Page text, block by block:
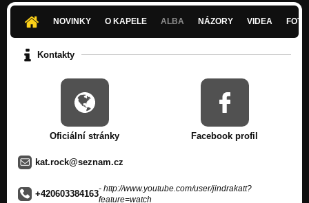
NOVINKY O KAPELE ALBA NÁZORY VIDEA
Kontakty
Oficiální stránky Facebook profil
kat.rock@seznam.cz
+420603384163
- http://www.youtube.com/user/jindrakatt?
feature=watch